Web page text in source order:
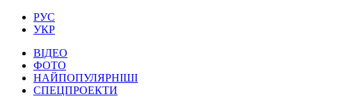
РУС
УКР
ВІДЕО
ФОТО
НАЙПОПУЛЯРНІШІ
СПЕЦПРОЕКТИ